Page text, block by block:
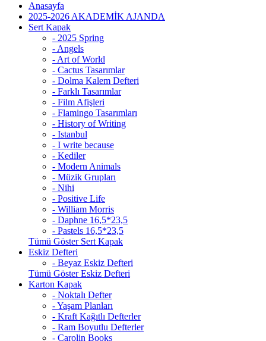
Anasayfa
2025-2026 AKADEMİK AJANDA
Sert Kapak
- 2025 Spring
- Angels
- Art of World
- Cactus Tasarımlar
- Dolma Kalem Defteri
- Farklı Tasarımlar
- Film Afişleri
- Flamingo Tasarımları
- History of Writing
- Istanbul
- I write because
- Kediler
- Modern Animals
- Müzik Grupları
- Nihi
- Positive Life
- William Morris
- Daphne 16,5*23,5
- Pastels 16,5*23,5
Tümü Göster Sert Kapak
Eskiz Defteri
- Beyaz Eskiz Defteri
Tümü Göster Eskiz Defteri
Karton Kapak
- Noktalı Defter
- Yaşam Planları
- Kraft Kağıtlı Defterler
- Ram Boyutlu Defterler
- Carolin Books